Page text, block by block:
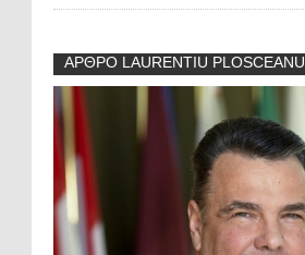
ΑΡΘΡΟ LAURENTIU PLOSCEANU